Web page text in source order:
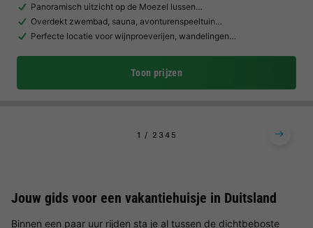
Panoramisch uitzicht op de Moezel lussen…
Overdekt zwembad, sauna, avonturenspeeltuin…
Perfecte locatie voor wijnproeverijen, wandelingen…
Toon prijzen
1 2 34 5
Jouw gids voor een vakantiehuisje in Duitsland
Binnen een paar uur rijden sta je al tussen de dichtbeboste